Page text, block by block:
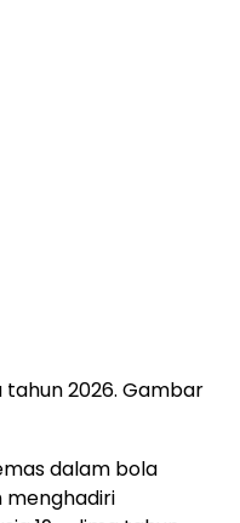
2026. Gambar
dalam bola
menghadiri